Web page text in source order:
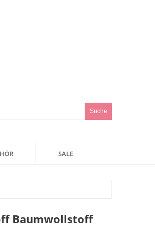
Suche
SALE
Baumwollstoff